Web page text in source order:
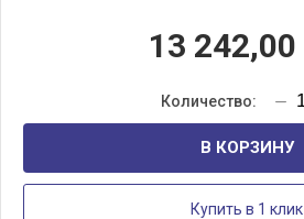
13 242,00
В КОРЗИНУ
Купить в 1 клик